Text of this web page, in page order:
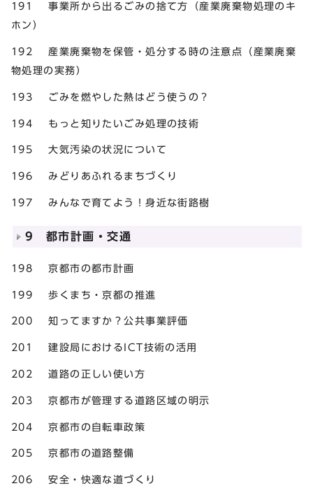
191 事業所から出るごみの捨て方（産業廃棄物処理のキ
ホン）
192 産業廃棄物を保管・処分する時の注意点（産業廃棄
物処理の実務）
193 ごみを燃やした熱はどう使うの？
194 もっと知りたいごみ処理の技術
195 大気汚染の状況について
196 みどりあふれるまちづくり
197 みんなで育てよう！身近な街路樹
9 都市計画・交通
198 京都市の都市計画
199 歩くまち・京都の推進
200 知ってますか？公共事業評価
201 建設局におけるICT技術の活用
202 道路の正しい使い方
203 京都市が管理する道路区域の明示
204 京都市の自転車政策
205 京都市の道路整備
206 安全・快適な道づくり